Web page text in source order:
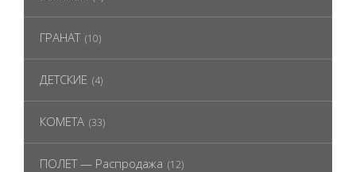
ГРАНАТ (10)
ДЕТСКИЕ (4)
КОМЕТА (33)
ПОЛЕТ — Распродажа (12)